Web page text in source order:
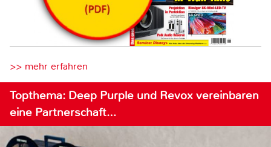
>> mehr erfahren
Topthema: Deep Purple und Revox vereinbaren
eine Partnerschaft…